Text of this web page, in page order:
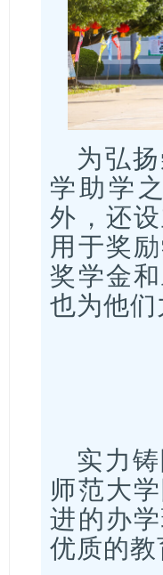
为弘
学助学
外，还
用于奖
奖学金
也为他
实力
师范大
进的办
优质的